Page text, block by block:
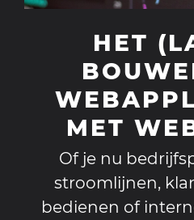
HET
MET
Of je nu
stroomlijnen,
bedienen of